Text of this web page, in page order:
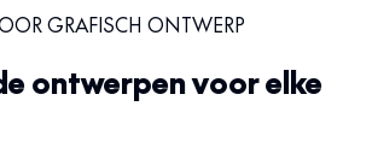
GRAFISCH ONTWERP
ontwerpen voor elke